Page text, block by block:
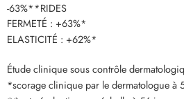
-63%**RIDES
FERMETÉ : +63%*
ELASTICITÉ : +62%*
Étude clinique sous contrôle
*scorage clinique par le dermatologue à